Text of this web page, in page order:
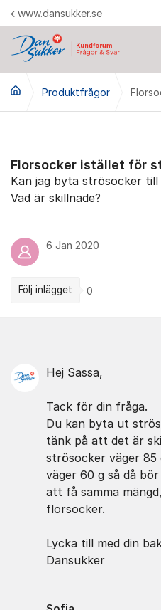
Hoppa till innehåll
www.dansukker.se
Produktfrågor
Florsocker istället för
Kan jag byta strösocker
Vad är skillnade?
6 Jan 2020
Följ inlägget 0
Hej Sassa,
Tack för din fråga.
Du kan byta ut
tänk på att det är
strösocker väger 85
väger 60 g så då
att få samma
florsocker.
Lycka till med din
Dansukker